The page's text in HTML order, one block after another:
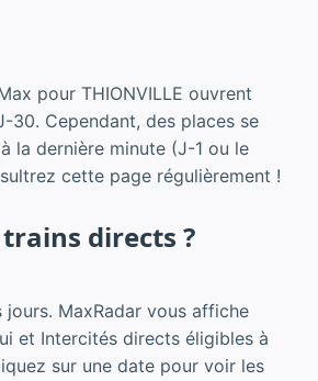
pour THIONVILLE ouvrent
30. Cependant, des places se
la dernière minute (J-1 ou le
cette page régulièrement !
directs ?
jours. MaxRadar vous affiche
et Intercités directs éligibles à
sur une date pour voir les